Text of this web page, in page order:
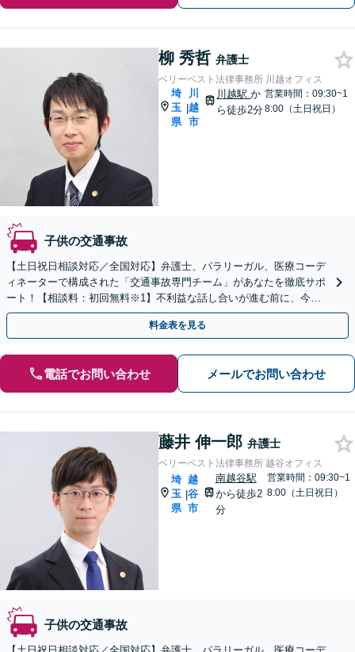
柳 秀哲 弁護士
ベリーベスト法律事務所 川越オフィス
埼
玉
県
|
川
越
市
川越駅か
ら徒歩2分
営業時間：09:30~1
8:00（土日祝日）
子供の交通事故
【土日祝日相談対応／全国対応】弁護士、パラリーガル、医療コーデ
ィネーターで構成された「交通事故専門チーム」があなたを徹底サポ
ート！【相談料：初回無料※1】不利益な話し合いが進む前に、今す
ぐ相談！
料金表を見る
電話でお問い合わせ メールでお問い合わせ
藤井 伸一郎 弁護士
ベリーベスト法律事務所 越谷オフィス
埼
玉
県
|
越
谷
市
南越谷駅
から徒歩2
分
営業時間：09:30~1
8:00（土日祝日）
子供の交通事故